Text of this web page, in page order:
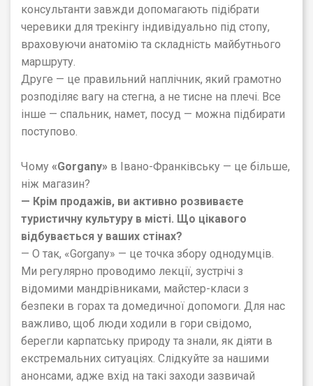
консультанти завжди допомагають підібрати
черевики для трекінгу індивідуально під стопу,
враховуючи анатомію та складність майбутнього
маршруту.
Друге — це правильний наплічник, який грамотно
розподіляє вагу на стегна, а не тисне на плечі. Все
інше — спальник, намет, посуд — можна підбирати
поступово.
Чому «Gorgany» в Івано-Франківську — це більше,
ніж магазин?
— Крім продажів, ви активно розвиваєте
туристичну культуру в місті. Що цікавого
відбувається у ваших стінах?
— О так, «Gorgany» — це точка збору однодумців.
Ми регулярно проводимо лекції, зустрічі з
відомими мандрівниками, майстер-класи з
безпеки в горах та домедичної допомоги. Для нас
важливо, щоб люди ходили в гори свідомо,
берегли карпатську природу та знали, як діяти в
екстремальних ситуаціях. Слідкуйте за нашими
анонсами, адже вхід на такі заходи зазвичай